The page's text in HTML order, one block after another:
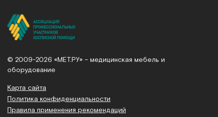
© 2009-2026 «МЕТ.РУ» – медицинская мебель и
оборудование
Карта сайта
Политика конфиденциальности
Правила применения рекомендаций